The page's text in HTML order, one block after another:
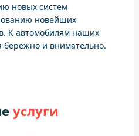
новых систем
новейших
К автомобилям наших
бережно и внимательно.
услуги